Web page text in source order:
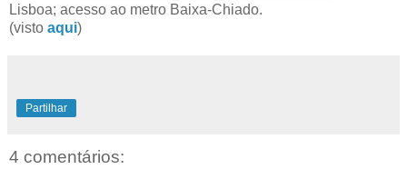
Lisboa; acesso ao metro Baixa-Chiado.
(visto aqui)
Partilhar
4 comentários: